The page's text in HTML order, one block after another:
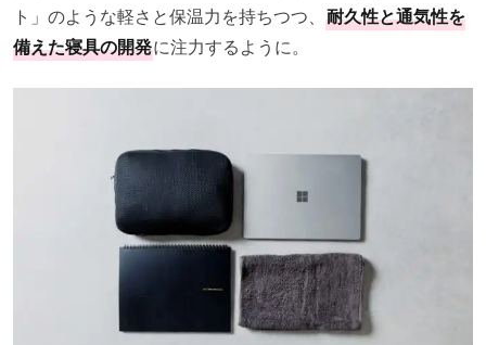
ト」のような軽さと保温力を持ちつつ、 耐久性と通気性を
備えた寝具の開発に注力するように。